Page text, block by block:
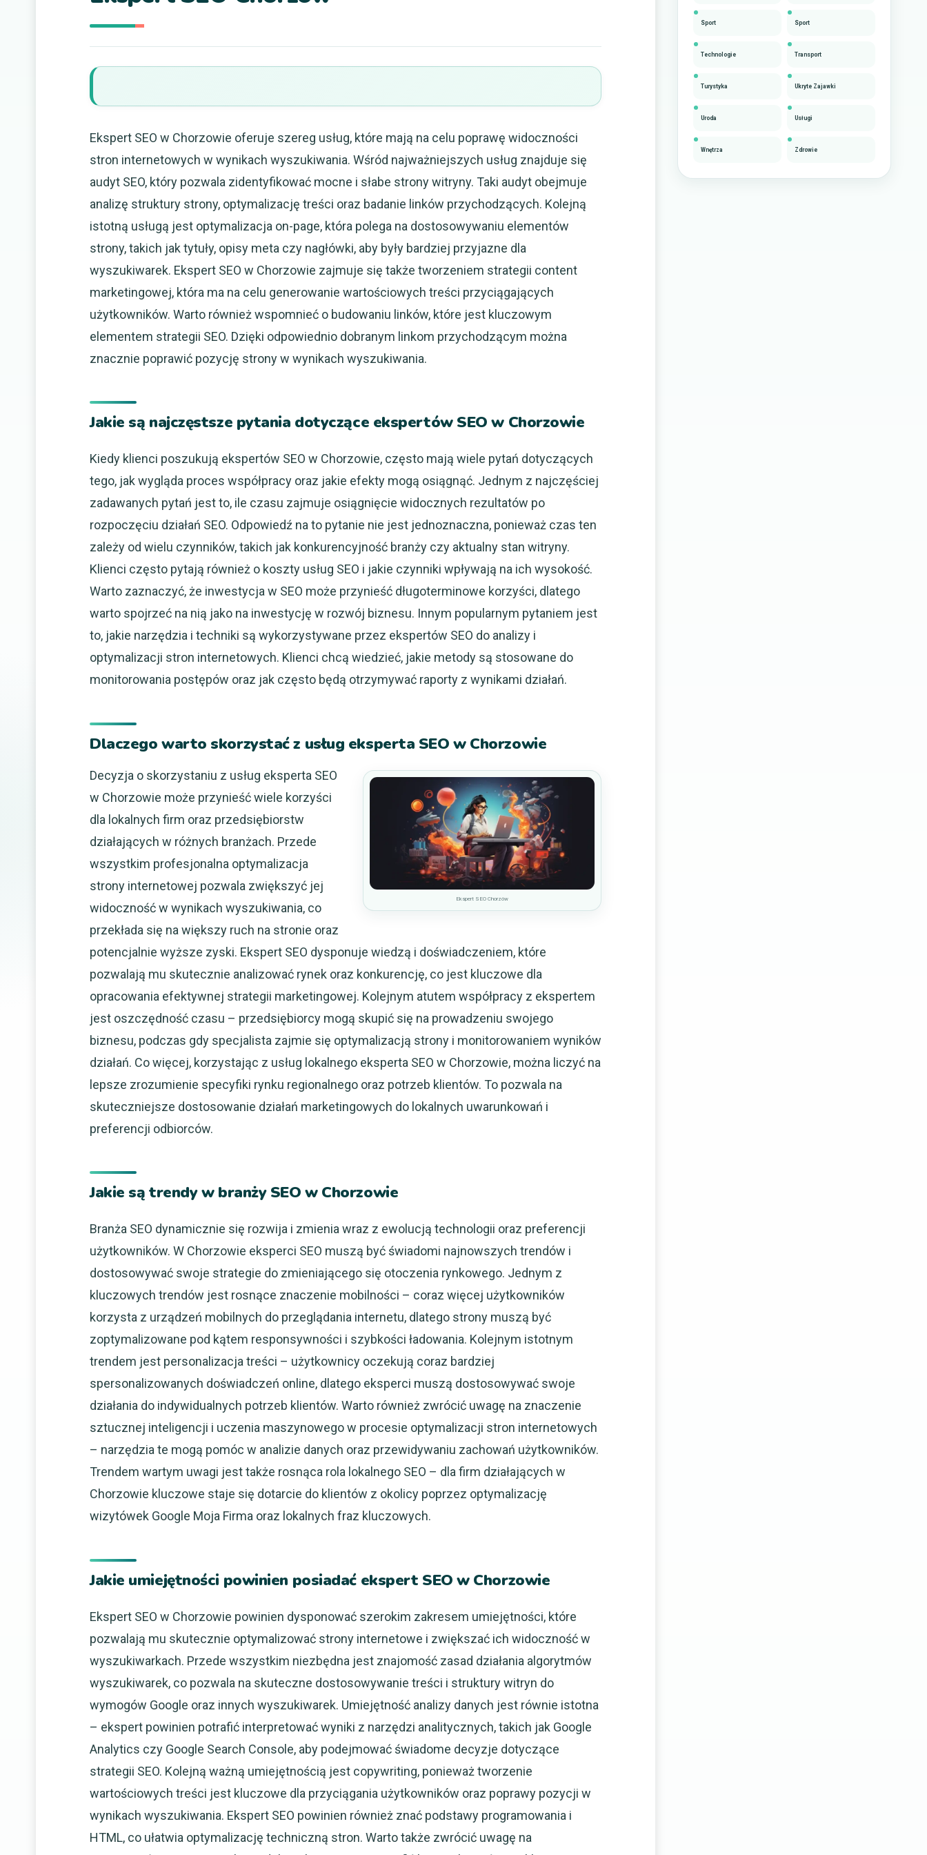
Ekspert SEO w Chorzowie oferuje szereg usług, które mają na celu poprawę widoczności
stron internetowych w wynikach wyszukiwania. Wśród najważniejszych usług znajduje się
audyt SEO, który pozwala zidentyfikować mocne i słabe strony witryny. Taki audyt obejmuje
analizę struktury strony, optymalizację treści oraz badanie linków przychodzących. Kolejną
istotną usługą jest optymalizacja on-page, która polega na dostosowywaniu elementów
strony, takich jak tytuły, opisy meta czy nagłówki, aby były bardziej przyjazne dla
wyszukiwarek. Ekspert SEO w Chorzowie zajmuje się także tworzeniem strategii content
marketingowej, która ma na celu generowanie wartościowych treści przyciągających
użytkowników. Warto również wspomnieć o budowaniu linków, które jest kluczowym
elementem strategii SEO. Dzięki odpowiednio dobranym linkom przychodzącym można
znacznie poprawić pozycję strony w wynikach wyszukiwania.
Jakie są najczęstsze pytania dotyczące ekspertów SEO w Chorzowie
Kiedy klienci poszukują ekspertów SEO w Chorzowie, często mają wiele pytań dotyczących
tego, jak wygląda proces współpracy oraz jakie efekty mogą osiągnąć. Jednym z najczęściej
zadawanych pytań jest to, ile czasu zajmuje osiągnięcie widocznych rezultatów po
rozpoczęciu działań SEO. Odpowiedź na to pytanie nie jest jednoznaczna, ponieważ czas ten
zależy od wielu czynników, takich jak konkurencyjność branży czy aktualny stan witryny.
Klienci często pytają również o koszty usług SEO i jakie czynniki wpływają na ich wysokość.
Warto zaznaczyć, że inwestycja w SEO może przynieść długoterminowe korzyści, dlatego
warto spojrzeć na nią jako na inwestycję w rozwój biznesu. Innym popularnym pytaniem jest
to, jakie narzędzia i techniki są wykorzystywane przez ekspertów SEO do analizy i
optymalizacji stron internetowych. Klienci chcą wiedzieć, jakie metody są stosowane do
monitorowania postępów oraz jak często będą otrzymywać raporty z wynikami działań.
Dlaczego warto skorzystać z usług eksperta SEO w Chorzowie
Ekspert SEO Chorzów
Decyzja o skorzystaniu z usług eksperta SEO
w Chorzowie może przynieść wiele korzyści
dla lokalnych firm oraz przedsiębiorstw
działających w różnych branżach. Przede
wszystkim profesjonalna optymalizacja
strony internetowej pozwala zwiększyć jej
widoczność w wynikach wyszukiwania, co
przekłada się na większy ruch na stronie oraz
potencjalnie wyższe zyski. Ekspert SEO dysponuje wiedzą i doświadczeniem, które
pozwalają mu skutecznie analizować rynek oraz konkurencję, co jest kluczowe dla
opracowania efektywnej strategii marketingowej. Kolejnym atutem współpracy z ekspertem
jest oszczędność czasu – przedsiębiorcy mogą skupić się na prowadzeniu swojego
biznesu, podczas gdy specjalista zajmie się optymalizacją strony i monitorowaniem wyników
działań. Co więcej, korzystając z usług lokalnego eksperta SEO w Chorzowie, można liczyć na
lepsze zrozumienie specyfiki rynku regionalnego oraz potrzeb klientów. To pozwala na
skuteczniejsze dostosowanie działań marketingowych do lokalnych uwarunkowań i
preferencji odbiorców.
Jakie są trendy w branży SEO w Chorzowie
Branża SEO dynamicznie się rozwija i zmienia wraz z ewolucją technologii oraz preferencji
użytkowników. W Chorzowie eksperci SEO muszą być świadomi najnowszych trendów i
dostosowywać swoje strategie do zmieniającego się otoczenia rynkowego. Jednym z
kluczowych trendów jest rosnące znaczenie mobilności – coraz więcej użytkowników
korzysta z urządzeń mobilnych do przeglądania internetu, dlatego strony muszą być
zoptymalizowane pod kątem responsywności i szybkości ładowania. Kolejnym istotnym
trendem jest personalizacja treści – użytkownicy oczekują coraz bardziej
spersonalizowanych doświadczeń online, dlatego eksperci muszą dostosowywać swoje
działania do indywidualnych potrzeb klientów. Warto również zwrócić uwagę na znaczenie
sztucznej inteligencji i uczenia maszynowego w procesie optymalizacji stron internetowych
– narzędzia te mogą pomóc w analizie danych oraz przewidywaniu zachowań użytkowników.
Trendem wartym uwagi jest także rosnąca rola lokalnego SEO – dla firm działających w
Chorzowie kluczowe staje się dotarcie do klientów z okolicy poprzez optymalizację
wizytówek Google Moja Firma oraz lokalnych fraz kluczowych.
Jakie umiejętności powinien posiadać ekspert SEO w Chorzowie
Ekspert SEO w Chorzowie powinien dysponować szerokim zakresem umiejętności, które
pozwalają mu skutecznie optymalizować strony internetowe i zwiększać ich widoczność w
wyszukiwarkach. Przede wszystkim niezbędna jest znajomość zasad działania algorytmów
wyszukiwarek, co pozwala na skuteczne dostosowywanie treści i struktury witryn do
wymogów Google oraz innych wyszukiwarek. Umiejętność analizy danych jest równie istotna
– ekspert powinien potrafić interpretować wyniki z narzędzi analitycznych, takich jak Google
Analytics czy Google Search Console, aby podejmować świadome decyzje dotyczące
strategii SEO. Kolejną ważną umiejętnością jest copywriting, ponieważ tworzenie
wartościowych treści jest kluczowe dla przyciągania użytkowników oraz poprawy pozycji w
wynikach wyszukiwania. Ekspert SEO powinien również znać podstawy programowania i
HTML, co ułatwia optymalizację techniczną stron. Warto także zwrócić uwagę na
Sport Sport
Technologie Transport
Turystyka Ukryte Zajawki
Uroda Usługi
Wnętrza Zdrowie